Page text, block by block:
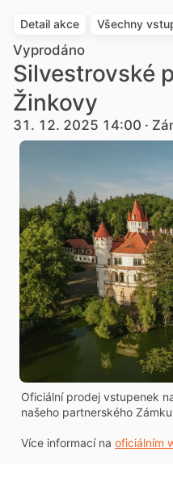
Detail akce Všechny
Vyprodáno
Silvestrovské
Žinkovy
31. 12. 2025 14:00 ·
Oficiální prodej vstupenek
našeho partnerského
Více informací na oficiálním